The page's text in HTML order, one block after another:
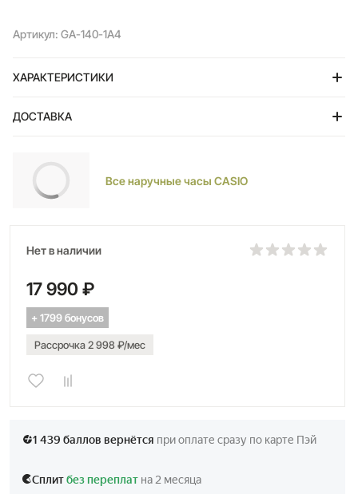
Артикул: GA-140-1A4
ХАРАКТЕРИСТИКИ
ДОСТАВКА
Все наручные часы CASIO
Нет в наличии
17 990 ₽
+ 1799 бонусов
Рассрочка 2 998 ₽/мес